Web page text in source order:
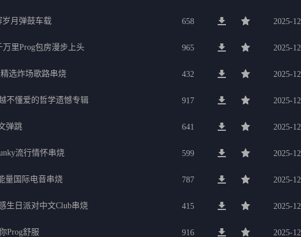
岁月弹鼓车载 658 2025-
里Prog包房漫步上头 965 2025-
选炸场歌路串烧 432 2025-
不懂爱的哲学遗憾专辑 917 2025-
弹跳 641 2025-
流行情怀串烧 599 2025-
量国际电音串烧 787 2025-
生日派对中文Club串烧 415 2025-
Prog舒服 916 2025-